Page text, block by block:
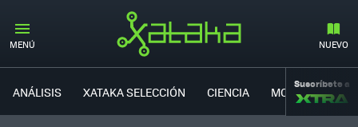
MENÚ NUEVO
ANÁLISIS XATAKA SELECCIÓN CIENCIA MOVILIDAD
Suscríbete a